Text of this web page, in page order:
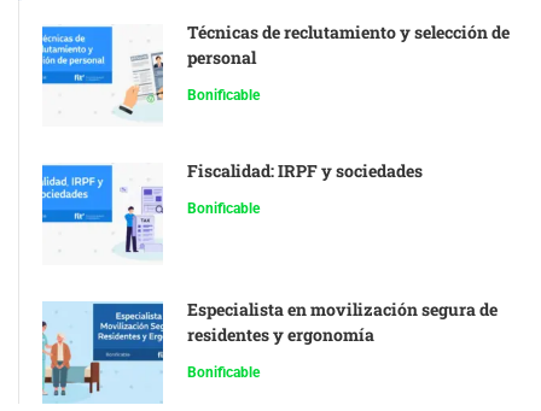
Técnicas de reclutamiento y selección de
personal
Bonificable
Fiscalidad: IRPF y sociedades
Bonificable
Especialista en movilización segura de
residentes y ergonomía
Bonificable